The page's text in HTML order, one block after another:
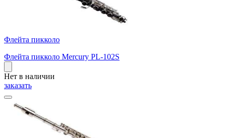
Флейта пикколо
Флейта пикколо Mercury PL-102S
Нет в наличии
заказать